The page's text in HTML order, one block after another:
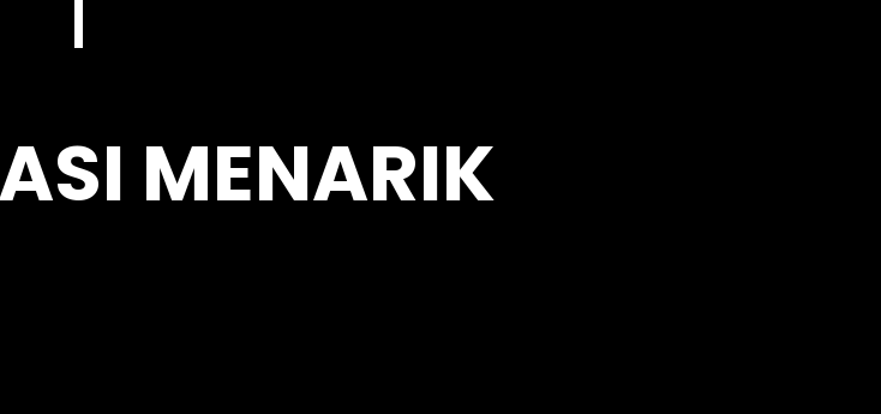
MENARIK